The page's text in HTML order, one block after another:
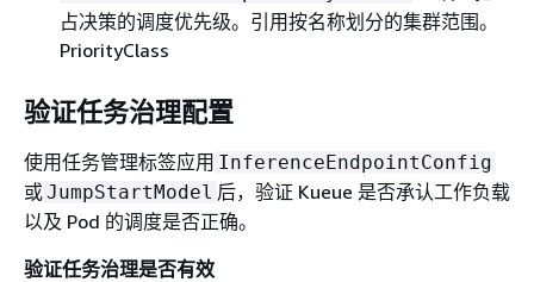
占决策的调度优先级。引用按名称划分的集群范围。
PriorityClass
验证任务治理配置
使用任务管理标签应用 InferenceEndpointConfig
或JumpStartModel 后，验证 Kueue 是否承认工作负载
以及 Pod 的调度是否正确。
验证任务治理是否有效